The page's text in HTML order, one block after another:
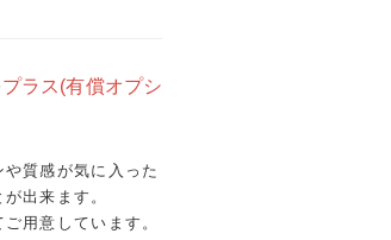
ラス(有償オプシ
質感が気に入った
出来ます。
用意しています。